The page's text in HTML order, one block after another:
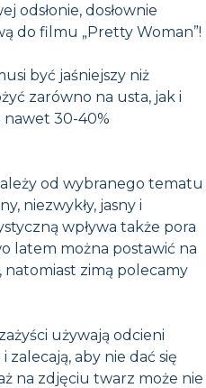
odsłonie, dosłownie
do filmu „Pretty Woman”!
być jaśniejszy niż
zarówno na usta, jak i
nawet 30-40%
od wybranego tematu
niezwykły, jasny i
wpływa także pora
latem można postawić na
natomiast zimą polecamy
używają odcieni
aby nie dać się
na zdjęciu twarz może nie